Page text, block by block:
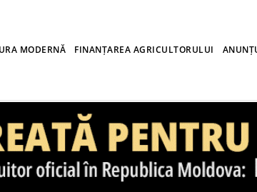
MODERNĂ FINANȚAREA AGRICULTORULUI